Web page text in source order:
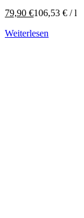
79,90 €106,53 € /l
Weiterlesen